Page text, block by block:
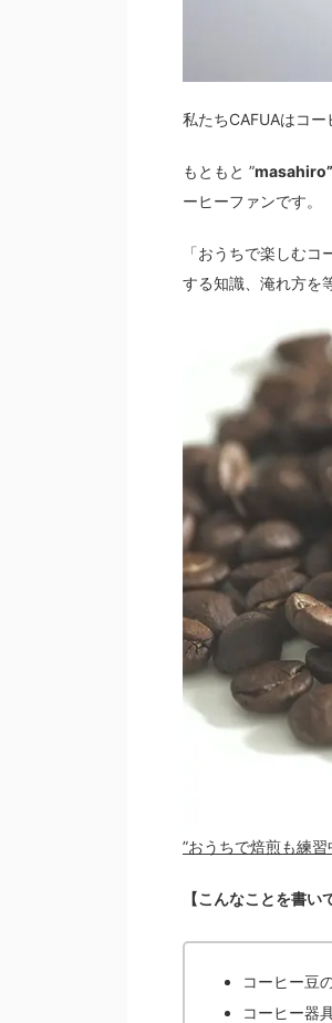
私たちCAFUAはコー
もともと ”masahiro”
ーヒーファンです。
「おうちで楽しむ
する知識、淹れ方を
”おうちで焙煎も練習
【こんなことを書い
コーヒー豆
コーヒー器